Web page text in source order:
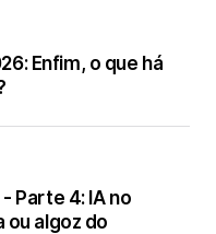
Enfim, o que há
Parte 4: IA no
ou algoz do